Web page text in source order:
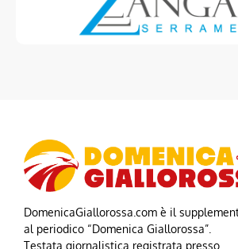
al periodico “Domenica Giallorossa”.
Testata giornalistica registrata presso
il Tribunale di Catanzaro, n.60 del 2.9.1988
Direttore Responsabile: Alberto Scerbo
Editore: Vittorio Scerbo